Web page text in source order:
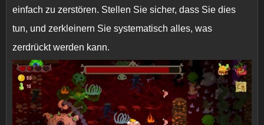
einfach zu zerstören. Stellen Sie sicher, dass Sie dies
tun, und zerkleinern Sie systematisch alles, was
zerdrückt werden kann.